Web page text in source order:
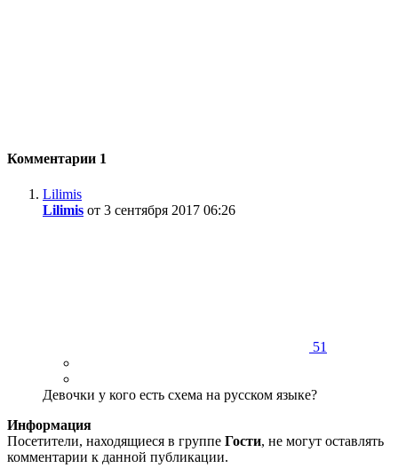
Комментарии 1
Lilimis
Lilimis от 3 сентября 2017 06:26
51
Девочки у кого есть схема на русском языке?
Информация
Посетители, находящиеся в группе Гости, не могут оставлять
комментарии к данной публикации.